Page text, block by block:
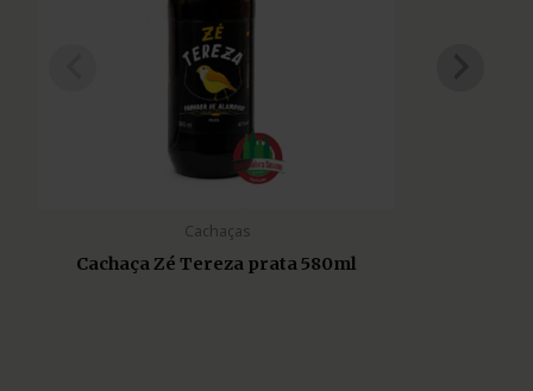
Cachaças
Cachaça Zé Tereza prata 580ml